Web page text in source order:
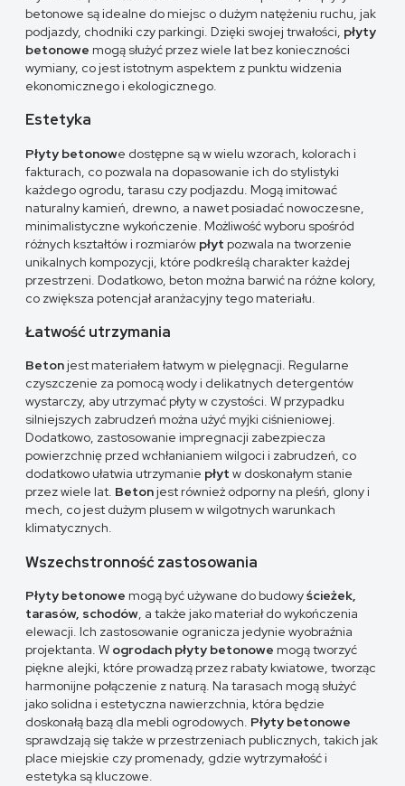
betonowe są idealne do miejsc o dużym natężeniu ruchu, jak
podjazdy, chodniki czy parkingi. Dzięki swojej trwałości, płyty
betonowe mogą służyć przez wiele lat bez konieczności
wymiany, co jest istotnym aspektem z punktu widzenia
ekonomicznego i ekologicznego.
Estetyka
Płyty betonowe dostępne są w wielu wzorach, kolorach i
fakturach, co pozwala na dopasowanie ich do stylistyki
każdego ogrodu, tarasu czy podjazdu. Mogą imitować
naturalny kamień, drewno, a nawet posiadać nowoczesne,
minimalistyczne wykończenie. Możliwość wyboru spośród
różnych kształtów i rozmiarów płyt pozwala na tworzenie
unikalnych kompozycji, które podkreślą charakter każdej
przestrzeni. Dodatkowo, beton można barwić na różne kolory,
co zwiększa potencjał aranżacyjny tego materiału.
Łatwość utrzymania
Betonjest materiałem łatwym w pielęgnacji. Regularne
czyszczenie za pomocą wody i delikatnych detergentów
wystarczy, aby utrzymać płyty w czystości. W przypadku
silniejszych zabrudzeń można użyć myjki ciśnieniowej.
Dodatkowo, zastosowanie impregnacji zabezpiecza
powierzchnię przed wchłanianiem wilgoci i zabrudzeń, co
dodatkowo ułatwia utrzymanie płyt w doskonałym stanie
przez wiele lat. Betonjest również odporny na pleśń, glony i
mech, co jest dużym plusem w wilgotnych warunkach
klimatycznych.
Wszechstronność zastosowania
Płyty betonowe mogą być używane do budowyścieżek,
tarasów, schodów, a także jako materiał do wykończenia
elewacji. Ich zastosowanie ogranicza jedynie wyobraźnia
projektanta. W ogrodach płyty betonowe mogą tworzyć
piękne alejki, które prowadzą przez rabaty kwiatowe, tworząc
harmonijne połączenie z naturą. Na tarasach mogą służyć
jako solidna i estetyczna nawierzchnia, która będzie
doskonałą bazą dla mebli ogrodowych. Płyty betonowe
sprawdzają się także w przestrzeniach publicznych, takich jak
place miejskie czy promenady, gdzie wytrzymałość i
estetyka są kluczowe.